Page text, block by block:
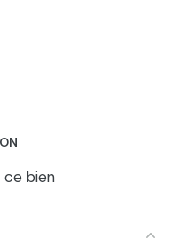
ce bien